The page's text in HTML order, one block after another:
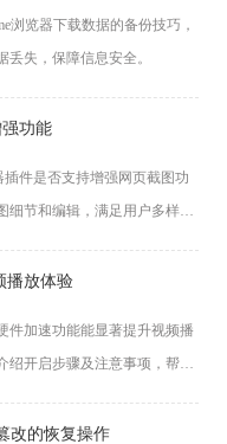
浏览器下载数据的备份技巧，
丢失，保障信息安全。
功能
插件是否支持增强网页截图功
细节和编辑，满足用户多样化
播放体验
件加速功能能显著提升视频播
绍开启步骤及注意事项，帮助
改的恢复操作